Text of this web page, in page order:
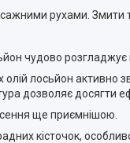
рухами. Змити
чудово розгладжує
лосьйон активно
дозволяє досягти
ще приємнішою.
кісточок,